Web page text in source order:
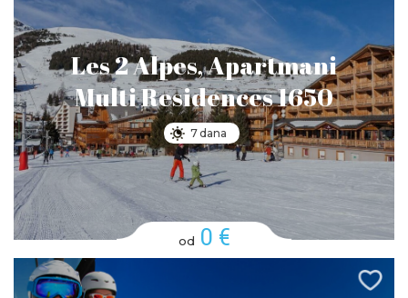
Les 2 Alpes, Apartmani
Multi Residences 1650
7 dana
od 0 €